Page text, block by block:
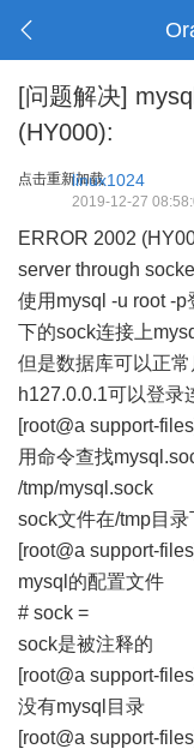
[问题解决]
(HY000):
点击重新加载linux1024
2019-12-27
ERROR 2002
server through
使用mysql -u root -
下的sock连接上
但是数据库可以正
h127.0.0.1可以登录
[root@a support-
用命令查找
/tmp/
sock文件在/tmp目录
[root@a
mysql的配置文件
#
sock是被注释的
[root@a
没有mysql目录
[root@a